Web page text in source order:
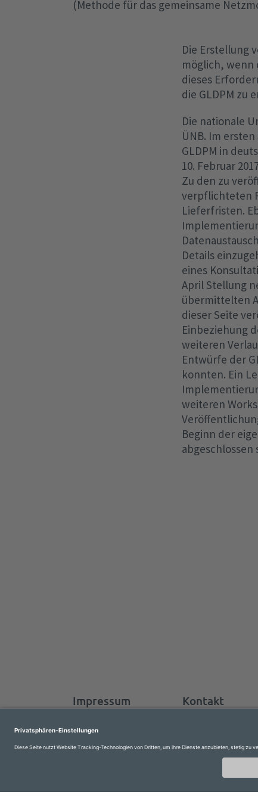
(Methode für das gemeinsame
Die Erstellung
möglich, wenn
dieses
die GLDPM zu
Die nationale
ÜNB. Im
GLDPM in
10. Februar
Zu den zu
verpflichteten
Lieferfristen.
Details
eines
April Stellung
übermittelten
dieser Seite
Einbeziehung
weiteren
Entwürfe der
konnten. Ein
weiteren
Beginn der
abgeschlossen
Impressum Kontakt